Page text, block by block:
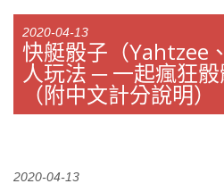
2020-04-13
快艇骰子（Yahtzee
人玩法 ─ 一起瘋狂骰
（附中文計分說明）
2020-04-13